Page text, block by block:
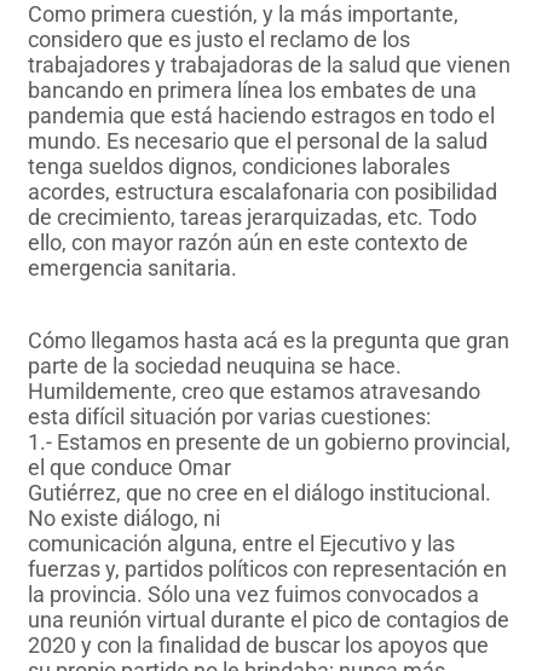
Como primera cuestión, y la más importante,
considero que es justo el reclamo de los
trabajadores y trabajadoras de la salud que vienen
bancando en primera línea los embates de una
pandemia que está haciendo estragos en todo el
mundo. Es necesario que el personal de la salud
tenga sueldos dignos, condiciones laborales
acordes, estructura escalafonaria con posibilidad
de crecimiento, tareas jerarquizadas, etc. Todo
ello, con mayor razón aún en este contexto de
emergencia sanitaria.
Cómo llegamos hasta acá es la pregunta que gran
parte de la sociedad neuquina se hace.
Humildemente, creo que estamos atravesando
esta difícil situación por varias cuestiones:
1.- Estamos en presente de un gobierno provincial,
el que conduce Omar
Gutiérrez, que no cree en el diálogo institucional.
No existe diálogo, ni
comunicación alguna, entre el Ejecutivo y las
fuerzas y, partidos políticos con representación en
la provincia. Sólo una vez fuimos convocados a
una reunión virtual durante el pico de contagios de
2020 y con la finalidad de buscar los apoyos que